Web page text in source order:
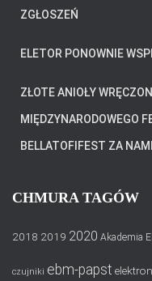
ZGŁOSZEŃ
ELETOR PONOWNIE
ZŁOTE ANIOŁY
MIĘDZYNARODOWEGO
BELLATOFIFEST ZA NAMI
CHMURA TAGÓW
2018 2019 2020 Akademia
czujniki ebm-papst